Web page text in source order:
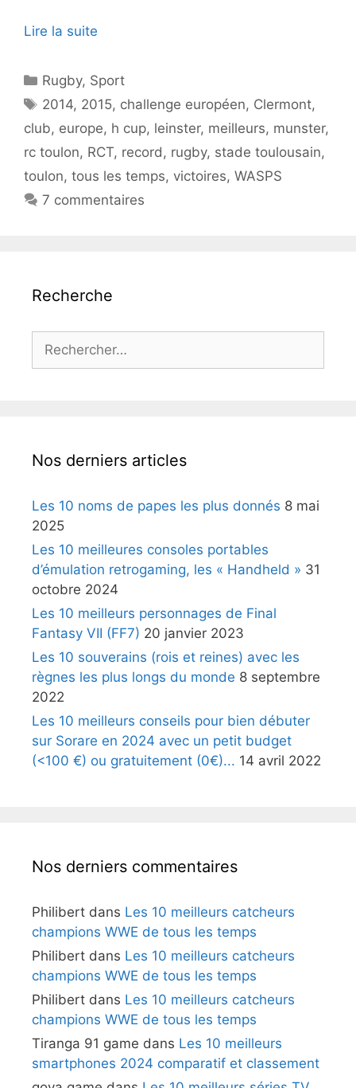
Lire la suite
Catégories
Rugby, Sport
Étiquettes
2014, 2015, challenge européen, Clermont,
club, europe, h cup, leinster, meilleurs, munster,
rc toulon, RCT, record, rugby, stade toulousain,
toulon, tous les temps, victoires, WASPS
7 commentaires
Recherche
Rechercher :
Nos derniers articles
Les 10 noms de papes les plus donnés 8 mai
2025
Les 10 meilleures consoles portables
d’émulation retrogaming, les « Handheld » 31
octobre 2024
Les 10 meilleurs personnages de Final
Fantasy VII (FF7) 20 janvier 2023
Les 10 souverains (rois et reines) avec les
règnes les plus longs du monde 8 septembre
2022
Les 10 meilleurs conseils pour bien débuter
sur Sorare en 2024 avec un petit budget
(<100 €) ou gratuitement (0€)... 14 avril 2022
Nos derniers commentaires
Philibert dans Les 10 meilleurs catcheurs
champions WWE de tous les temps
Philibert dans Les 10 meilleurs catcheurs
champions WWE de tous les temps
Philibert dans Les 10 meilleurs catcheurs
champions WWE de tous les temps
Tiranga 91 game dans Les 10 meilleurs
smartphones 2024 comparatif et classement